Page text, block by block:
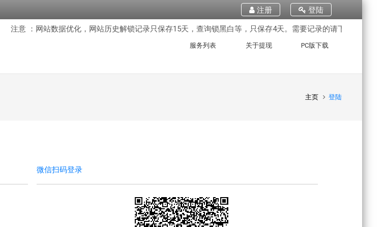
登陆
注册
注意 ：网站数据优化，网站历史解锁记录只保存15天，查询锁黑白等，只保存4天。需要记录的请下载保留。批
服务列表 关于提现 PC版下载
主页 登陆
微信扫码登录